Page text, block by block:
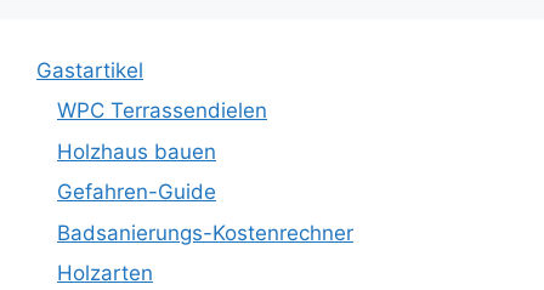
Gastartikel
WPC Terrassendielen
Holzhaus bauen
Gefahren-Guide
Badsanierungs-Kostenrechner
Holzarten